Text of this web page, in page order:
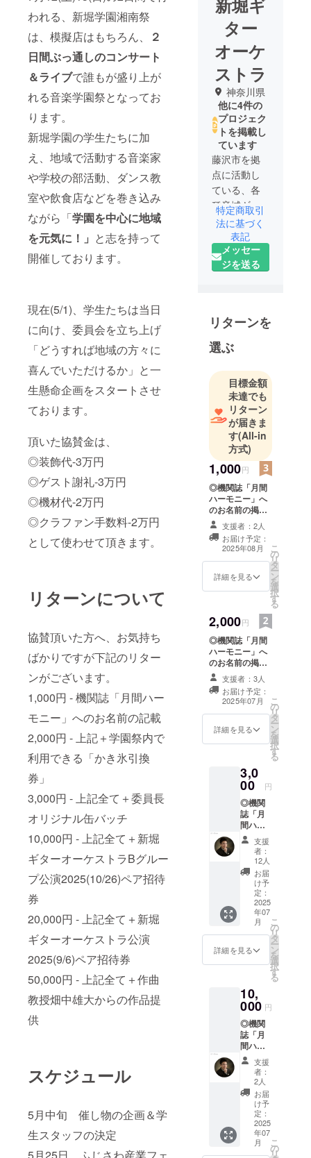
われる、新堀学園湘南祭
は、模擬店はもちろん、
２
日間ぶっ通しのコンサート
＆ライブで誰もが盛り上が
れる音楽学園祭となってお
ります。
新堀学園の学生たちに加
え、地域で活動する音楽家
や学校の部活動、ダンス教
室や飲食店などを巻き込み
ながら「学園を中心に地域
を元気に！」 と志を持って
開催しております。
現在(5/1)、学生たちは当日
に向け、委員会を立ち上げ
「どうすれば地域の方々に
喜んでいただけるか」と一
生懸命企画をスタートさせ
ております。
頂いた協賛金は、
◎装飾代-3万円
◎ゲスト謝礼-3万円
◎機材代-2万円
◎クラファン手数料-2万円
として使わせて頂きます。
リターンについて
協賛頂いた方へ、お気持ち
ばかりですが下記のリター
ンがございます。
1,000円 - 機関誌「月間ハー
モニー」へのお名前の記載
2,000円 - 上記＋学園祭内で
利用できる「かき氷引換
券」
3,000円 - 上記全て＋委員長
オリジナル缶バッチ
10,000円 - 上記全て＋新堀
ギターオーケストラBグルー
プ公演2025(10/26)ペア招待
券
20,000円 - 上記全て＋新堀
ギターオーケストラ公演
2025(9/6)ペア招待券
50,000円 - 上記全て＋作曲
教授畑中雄大からの作品提
供
スケジュール
5月中旬 催し物の企画＆学
生スタッフの決定
5月25日 ふじさわ産業フェ
ター
オーケ
ストラ
神奈川県
他に4件の
プロジェク
トを掲載し
ています
藤沢市を拠
点に活動し
ている、各
種音域ギ
ターを用い
たギター
オーケスト
ラです。海
功させてお
り、多くの
表彰をされ
ています。
ギター芸術
はもちろ
ん、子供か
ら大人まで
楽しめるコ
ンサートな
ど「心の糧
になる良い
音楽を全て
の人々へ」
をモットー
に活動して
います。
特定商取引
法に基づく
表記
メッセー
ジを送る
リターンを
選ぶ
目標金額
未達でも
リターン
が届きま
す(All-in
方式)
1,000円
◎機関誌「月間
ハーモニー」へ
のお名前の掲載
※備考欄に掲載名
をご記入下さい
※月間ハーモニー
８月号(７月末発
刊)の協賛者様一
覧に備考欄へ頂
に記載 ※月間
ハーモニー８月
号を頂いた住所
へ郵送させてい
ただきます。(8
月上旬)
支援者：2人
お届け予定：
2025年08月
詳細を見る
こ
の
リ
タ
ー
ン
を
選
択
す
る
2,000円
◎機関誌「月間
ハーモニー」へ
のお名前の掲載
※備考欄に掲載名
をご記入下さい
※月間ハーモニー
８月号(７月末発
刊)の協賛者様一
覧に備考欄へ頂
に記載 ※月間
ハーモニー８月
号を頂いた住所
へ郵送させてい
ただきます。(8
月上旬) ◎かき氷
引換券 ※7/12~13
の学園祭営業時
間内、かき氷模
擬店舗にて利用
いただけます。
※引換券1枚につ
きかき氷200円
分1つとの交換。
トッピングは別
す。
支援者：3人
お届け予定：
2025年07月
詳細を見る
こ
の
リ
タ
ー
ン
を
選
択
す
る
3,0
00 円
◎機関
誌「月
間ハー
モ
ニー」
へのお
名前の
掲載 ※
備考欄
に掲載
名をご
記入下
さい ※
月間
ハーモ
月末発
刊)の協
賛者様
一覧に
備考欄
へ頂い
た名前
の掲載
を致し
ます。
A4(1/4
程度)枠
内に記
載 ※月
間ハー
支援
者：
12人
お届
け予
定：
2025
年07
月
詳細を見る
こ
の
リ
タ
ー
ン
を
選
択
す
る
10,
000 円
◎機関
誌「月
間ハー
モ
ニー」
へのお
名前の
掲載 ※
備考欄
に掲載
名をご
記入下
支援
者：
2人
お届
け予
定：
2025
年07
月
こ
の
リ